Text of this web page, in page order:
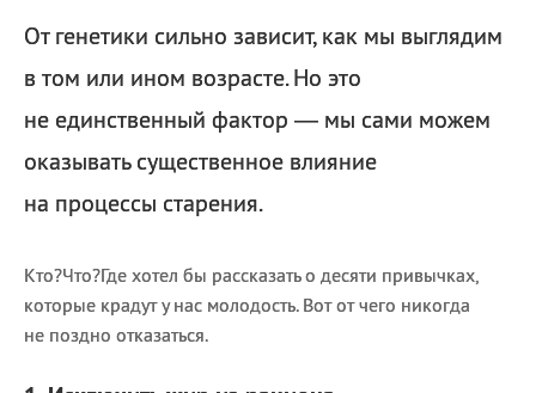
От генетики сильно зависит, как мы выглядим
в том или ином возрасте. Но это
не единственный фактор — мы сами можем
оказывать существенное влияние
на процессы старения.
Кто?Что?Где хотел бы рассказать о десяти привычках,
которые крадут у нас молодость. Вот от чего никогда
не поздно отказаться.